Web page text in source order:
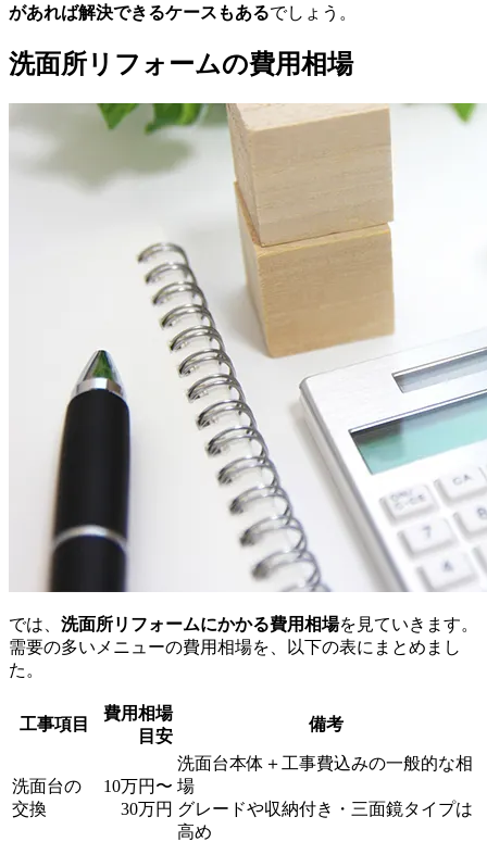
があれば解決できるケースもあるでしょう。
洗面所リフォームの費用相場
では、 洗面所リフォームにかかる費用相場を見ていきます。
需要の多いメニューの費用相場を、以下の表にまとめまし
た。
工事項目
費用相場
目安
備考
洗面台の
交換
10万円〜
30万円
洗面台本体＋工事費込みの一般的な相
場
グレードや収納付き・三面鏡タイプは
高め